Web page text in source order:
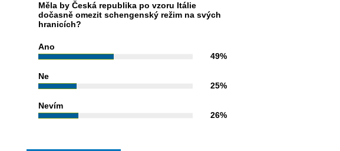
Měla by Česká republika po vzoru Itálie
dočasně omezit schengenský režim na svých
hranicích?
Ano
49%
Ne
25%
Nevím
26%